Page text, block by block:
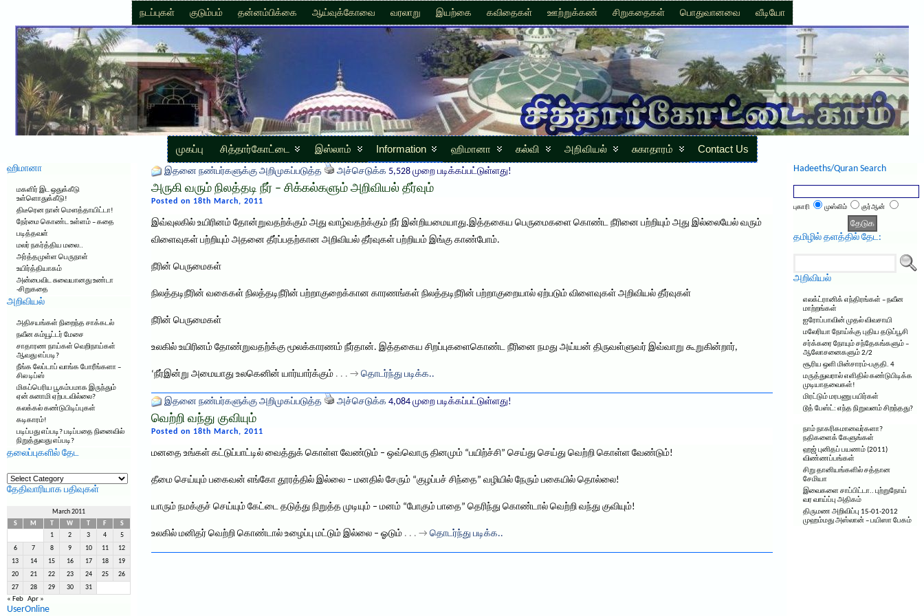
நடப்புகள் குடும்பம் தன்னம்பிக்கை ஆய்வுக்கோவை வரலாறு இயற்கை கவிதைகள் ஊற்றுக்கண் சிறுகதைகள் பொதுவானவை வீடியோ
முகப்பு சித்தார்கோட்டை இஸ்லாம் Information ஹிமானா கல்வி அறிவியல் சுகாதாரம் Contact Us
ஹிமானா
மகளிர் இட ஒதுக்கீடு
உள்ளொதுக்கீடு!
திடீரென நான் மௌத்தாயிட்டா!
நேர்மை கொண்ட உள்ளம் – கதை
படித்தவள்
மலர் நகர்த்திய மலை..
அர்த்தமுள்ள பெருநாள்
உயிர்த்தியாகம்
அன்பைவிட சுவையானது உண்டா
-சிறுகதை
அறிவியல்
அதிசயங்கள் நிறைந்த சாக்கடல்
நவீன கம்யூட்டர் மேசை
சாதாரண நாய்கள் வெறிநாய்கள்
ஆவது எப்படி?
நீங்க லேப்டாப் வாங்க போரீங்களா –
சில டிப்ஸ்
மிகப்பெரிய பூகம்பமாக இருந்தும்
ஏன் சுனாமி ஏற்படவில்லை?
கலக்கல் கண்டுபிடிப்புகள்
கடிகாரம்!
படிப்பது எப்படி? படிப்பதை நினைவில்
நிறுத்துவது எப்படி?
தலைப்புகளில் தேட
தலைப்புகளில்
தேட
தேதிவாரியாக பதிவுகள்
March 2011
S
M W F
S
1
2 3 4 5
6 7 8 9 10 11 12
13 14 15 16 17 18 19
20 21 22 23 24 25 26
27 28 29 30 31
« Feb Apr »
UserOnline
இதனை நண்பர்களுக்கு அறிமுகப்படுத்த அச்செடுக்க 5,528 முறை படிக்கப்பட்டுள்ளது!
அருகி வரும் நிலத்தடி நீர் – சிக்கல்களும் அறிவியல் தீர்வும்
Posted on 18th March, 2011
இவ்வுலகில் உயிரினம் தோன்றுவதற்க்கும் அது வாழ்வதற்க்கும் நீர் இன்றியமையாது.இத்தகைய பெருமைகளை கொண்ட நீரினை பற்றியும் அது இல்லையேல் வரும்
விளைவுகள் பற்றியும் அதனை தீர்ப்பதற்கான அறிவியல் தீர்வுகள் பற்றியம் இங்கு காண்போம்.
நீரின் பெருமைகள்
நிலத்தடிநீரின் வகைகள் நிலத்தடிநீரின் பற்றாகுறைக்கான காரணங்கள் நிலத்தடிநீரின் பற்றாகுறையால் ஏற்படும் விளைவுகள் அறிவியல் தீர்வுகள்
நீரின் பெருமைகள்
உலகில் உயிரினம் தோண்றுவதற்க்கு மூலக்காரணம் நீர்தான். இத்தகைய சிறப்புகளைகொண்ட நீரினை நமது அய்யன் திருவள்ளுவர் இவ்வாறு கூறுகின்றார்,
‘நீர்இன்று அமையாது உலகெனின் யார்யார்க்கும் . . . → தொடர்ந்து படிக்க..
இதனை நண்பர்களுக்கு அறிமுகப்படுத்த அச்செடுக்க 4,084 முறை படிக்கப்பட்டுள்ளது!
வெற்றி வந்து குவியும்
Posted on 18th March, 2011
மனதை உங்கள் கட்டுப்பாட்டில் வைத்துக் கொள்ள வேண்டும் – ஒவ்வொரு தினமும் “பயிற்ச்சி” செய்து செய்து வெற்றி கொள்ள வேண்டும்!
தீமை செய்யும் பகைவன் எங்கோ தூரத்தில் இல்லை – மனதில் சேரும் “குழப்பச் சிந்தை” வழியில் நேரும் பகையில் தொல்லை!
யாரும் நமக்குச் செய்யும் கேட்டை தடுத்து நிறுத்த முடியும் – மனம் “போகும் பாதை” தெரிந்து கொண்டால் வெற்றி வந்து குவியும்!
உலகில் மனிதர் வெற்றி கொண்டால் உழைப்பு மட்டும் இல்லை – ஓடும் . . . → தொடர்ந்து படிக்க..
Hadeeths/Quran Search
புகாரி முஸ்லிம் குர்ஆன்
தமிழில் தளத்தில் தேட:
அறிவியல்
எலக்ட்ரானிக் எந்திரங்கள் – நவீன
மாற்றங்கள்
ஐரோப்பாவின் முதல் விவசாயி
மலேரியா நோய்க்கு புதிய தடுப்பூசி
சர்க்கரை நோயும் சந்தேகங்களும் –
ஆலோசனைகளும் 2/2
சூரிய ஒளி மின்சாரம்-பகுதி. 4
மருத்துவரால் எளிதில் கண்டுபிடிக்க
முடியாதவைகள்!
மிரட்டும் மரபணு பயிர்கள்
டூத் பேஸ்ட்: எந்த நிறுவனம் சிறந்தது?
நாம் நாகரிகமானவர்களா?
நதிகளைக் கேளுங்கள்
ஹஜ் புனிதப் பயணம் (2011)
விண்ணப்பங்கள்
சிறு தானியங்களில் சத்தான
சேமியா
இவைகளை சாப்பிட்டா.. புற்றுநோய்
வர வாய்ப்பு அதிகம்
திருமண அறிவிப்பு 15-01-2012
முஹம்மது அஸ்லான் – பயிஸா பேகம்